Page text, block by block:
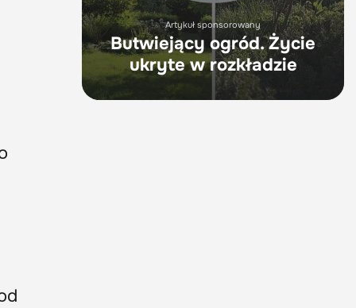
Artykuł sponsorowany
Butwiejący ogród. Życie
ukryte w rozkładzie